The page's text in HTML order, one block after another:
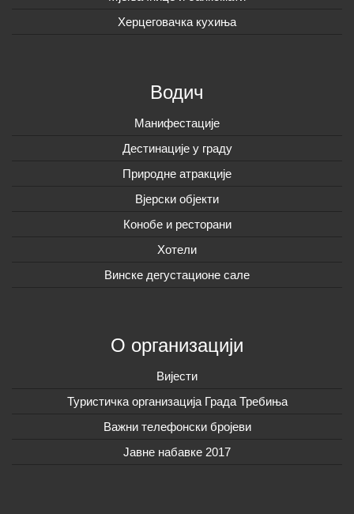
Херцеговачка кухиња
Водич
Манифестације
Дестинације у граду
Природне атракције
Вјерски објекти
Конобе и ресторани
Хотели
Винске дегустационе сале
О организацији
Вијeсти
Туристичка организација Града Требиња
Важни телефонски бројеви
Јавне набавке 2017